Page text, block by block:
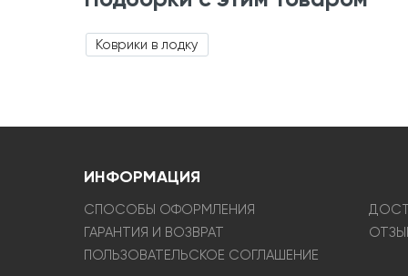
Коврики в лодку
ИНФОРМАЦИЯ
СПОСОБЫ ОФОРМЛЕНИЯ
ГАРАНТИЯ И ВОЗВРАТ
ПОЛЬЗОВАТЕЛЬСКОЕ СОГЛАШЕНИЕ